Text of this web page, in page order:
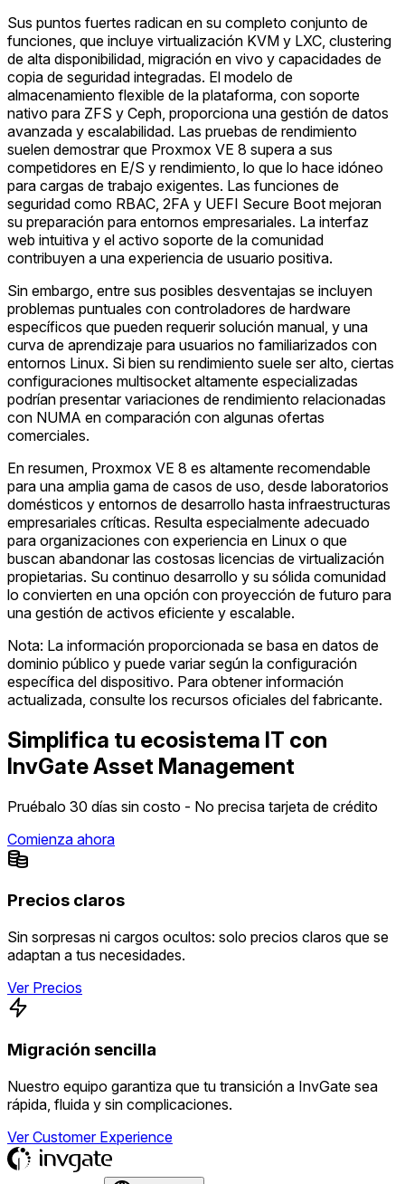
Sus puntos fuertes radican en su completo conjunto de
funciones, que incluye virtualización KVM y LXC, clustering
de alta disponibilidad, migración en vivo y capacidades de
copia de seguridad integradas. El modelo de
almacenamiento flexible de la plataforma, con soporte
nativo para ZFS y Ceph, proporciona una gestión de datos
avanzada y escalabilidad. Las pruebas de rendimiento
suelen demostrar que Proxmox VE 8 supera a sus
competidores en E/S y rendimiento, lo que lo hace idóneo
para cargas de trabajo exigentes. Las funciones de
seguridad como RBAC, 2FA y UEFI Secure Boot mejoran
su preparación para entornos empresariales. La interfaz
web intuitiva y el activo soporte de la comunidad
contribuyen a una experiencia de usuario positiva.
Sin embargo, entre sus posibles desventajas se incluyen
problemas puntuales con controladores de hardware
específicos que pueden requerir solución manual, y una
curva de aprendizaje para usuarios no familiarizados con
entornos Linux. Si bien su rendimiento suele ser alto, ciertas
configuraciones multisocket altamente especializadas
podrían presentar variaciones de rendimiento relacionadas
con NUMA en comparación con algunas ofertas
comerciales.
En resumen, Proxmox VE 8 es altamente recomendable
para una amplia gama de casos de uso, desde laboratorios
domésticos y entornos de desarrollo hasta infraestructuras
empresariales críticas. Resulta especialmente adecuado
para organizaciones con experiencia en Linux o que
buscan abandonar las costosas licencias de virtualización
propietarias. Su continuo desarrollo y su sólida comunidad
lo convierten en una opción con proyección de futuro para
una gestión de activos eficiente y escalable.
Nota: La información proporcionada se basa en datos de
dominio público y puede variar según la configuración
específica del dispositivo. Para obtener información
actualizada, consulte los recursos oficiales del fabricante.
Simplifica tu ecosistema IT con
InvGate Asset Management
Pruébalo 30 días sin costo - No precisa tarjeta de crédito
Comienza ahora
Precios claros
Sin sorpresas ni cargos ocultos: solo precios claros que se
adaptan a tus necesidades.
Ver Precios
Migración sencilla
Nuestro equipo garantiza que tu transición a InvGate sea
rápida, fluida y sin complicaciones.
Ver Customer Experience